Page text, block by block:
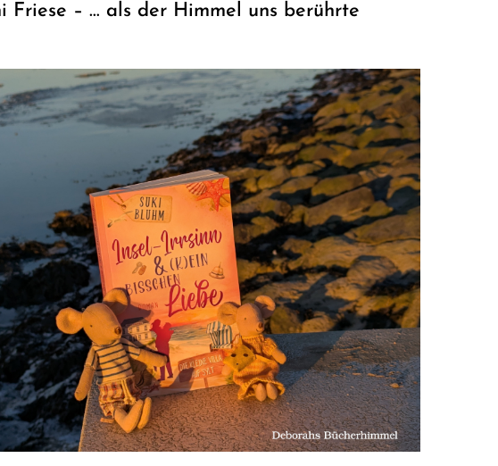
Friese – … als der Himmel uns berührte